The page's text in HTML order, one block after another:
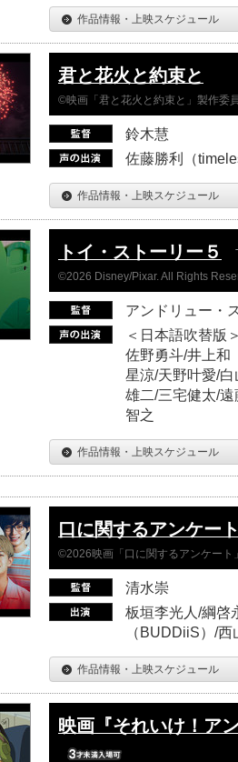
作品情報・上映スケジュール
君と花火と約束と
©映画「君と花火と約束と」製作委
鈴木慧
佐藤勝利（
作品情報・上映スケジュール
トイ・ストーリー５
©2026 Disney/Pixar. All Rights
アンドリュー・
＜日本語吹替版
佐野勇斗/井上和
星涼/天野叶愛/
雄二/三宅健太/
智之
作品情報・上映スケジュール
口に関するアンケー
©2026映画「口に関するアンケート
清水崇
板垣李光人/綱啓
（BUDDiiS）/
作品情報・上映スケジュール
映画『それいけ！ア